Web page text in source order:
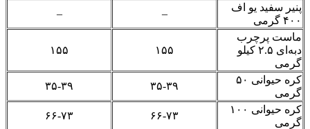
پنیر سفید یو اف
۴۰۰ گرمی
–
–
ماست پرچرب
دبه‌ای ۲.۵ کیلو
گرمی
۱۵۵ ۱۵۵
کره حیوانی ۵۰
گرمی
۳۵-۳۹
۳۵-۳۹
کره حیوانی ۱۰۰
گرمی
۶۶-۷۳
۶۶-۷۳